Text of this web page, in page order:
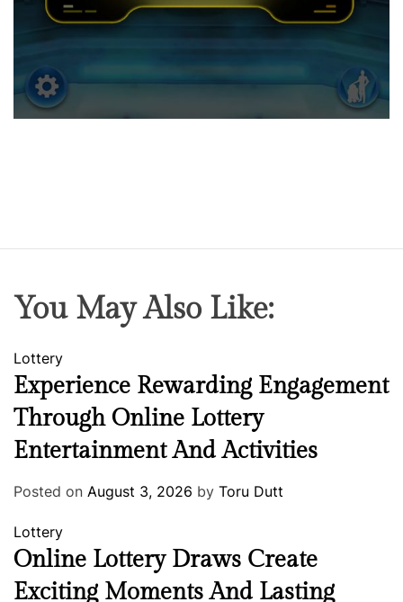
You May Also Like:
Lottery
Experience Rewarding Engagement
Through Online Lottery
Entertainment And Activities
Posted on August 3, 2026 by Toru Dutt
Lottery
Online Lottery Draws Create
Exciting Moments And Lasting